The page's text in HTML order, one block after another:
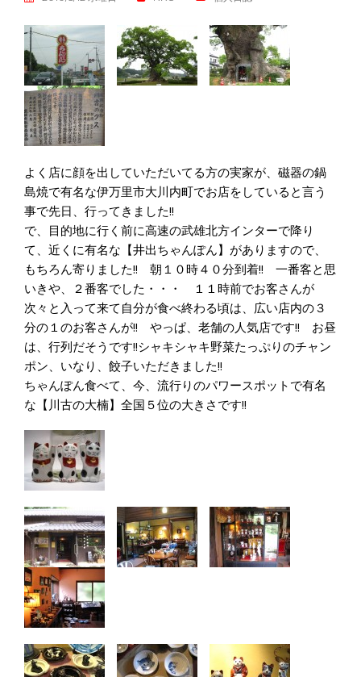
よく店に顔を出していただいてる方の実家が、磁器の鍋
島焼で有名な伊万里市大川内町でお店をしていると言う
事で先日、行ってきました!!
で、目的地に行く前に高速の武雄北方インターで降り
て、近くに有名な【井出ちゃんぽん】がありますので、
もちろん寄りました!! 朝１０時４０分到着!! 一番客と思
いきや、２番客でした・・・ １１時前でお客さんが
次々と入って来て自分が食べ終わる頃は、広い店内の３
分の１のお客さんが!! やっぱ、老舗の人気店です!! お昼
は、行列だそうです!!シャキシャキ野菜たっぷりのチャン
ポン、いなり、餃子いただきました!!
ちゃんぽん食べて、今、流行りのパワースポットで有名
な【川古の大楠】全国５位の大きさです!!